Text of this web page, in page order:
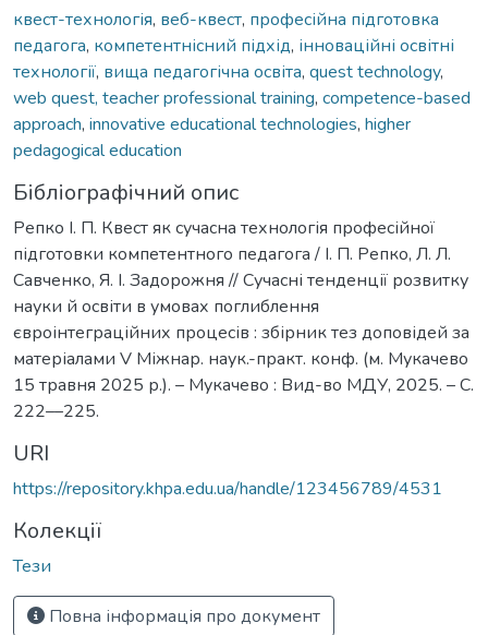
квест-технологія, веб-квест, професійна підготовка
педагога, компетентнісний підхід, інноваційні освітні
технології, вища педагогічна освіта, quest technology,
web quest, teacher professional training, competence-based
approach, innovative educational technologies, higher
pedagogical education
Бібліографічний опис
Репко І. П. Квест як сучасна технологія професійної
підготовки компетентного педагога / І. П. Репко, Л. Л.
Савченко, Я. І. Задорожня // Сучасні тенденції розвитку
науки й освіти в умовах поглиблення
євроінтеграційних процесів : збірник тез доповідей за
матеріалами V Міжнар. наук.-практ. конф. (м. Мукачево
15 травня 2025 р.). – Мукачево : Вид-во МДУ, 2025. – С.
222––225.
URI
https://repository.khpa.edu.ua/handle/123456789/4531
Колекції
Тези
Повна інформація про документ